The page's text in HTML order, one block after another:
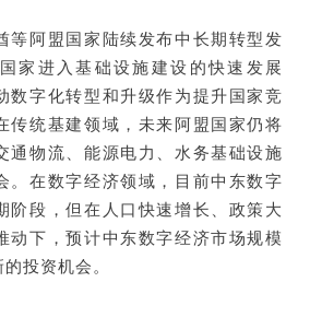
等阿盟国家陆续发布中长期转型发
家进入基础设施建设的快速发展
数字化转型和升级作为提升国家竞
传统基建领域，未来阿盟国家仍将
通物流、能源电力、水务基础设施
。在数字经济领域，目前中东数字
阶段，但在人口快速增长、政策大
动下，预计中东数字经济市场规模
投资机会。